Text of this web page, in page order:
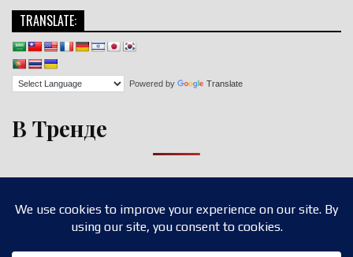
TRANSLATE:
Powered by Translate
В Тренде
Design by ThemesDNA.com